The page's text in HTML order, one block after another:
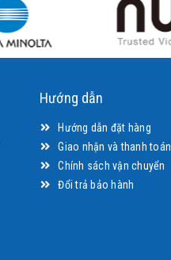
Hướng dẫn
Hướng dẫn đặt hàng
Giao nhận và thanh toán
Chính sách vận chuyển
Đổi trả bảo hành